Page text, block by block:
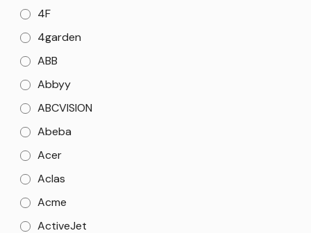
4F
4garden
ABB
Abbyy
ABCVISION
Abeba
Acer
Aclas
Acme
ActiveJet